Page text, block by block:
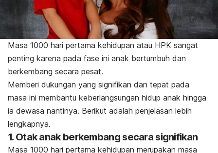
Masa 1000 hari pertama kehidupan atau HPK sangat
penting karena pada fase ini anak bertumbuh dan
berkembang secara pesat.
Memberi dukungan yang signifikan dan tepat pada
masa ini membantu keberlangsungan hidup anak hingga
ia dewasa nantinya. Berikut adalah penjelasan lebih
lengkapnya.
1. Otak anak berkembang secara signifikan
Masa 1000 hari pertama kehidupan merupakan masa